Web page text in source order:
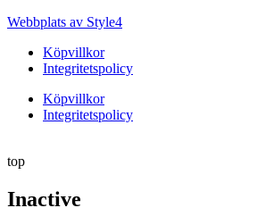
Webbplats av Style4
Köpvillkor
Integritetspolicy
Köpvillkor
Integritetspolicy
top
Inactive